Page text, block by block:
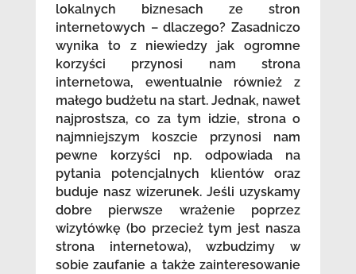
lokalnych biznesach ze stron
internetowych – dlaczego? Zasadniczo
wynika to z niewiedzy jak ogromne
korzyści przynosi nam strona
internetowa, ewentualnie również z
małego budżetu na start. Jednak, nawet
najprostsza, co za tym idzie, strona o
najmniejszym koszcie przynosi nam
pewne korzyści np. odpowiada na
pytania potencjalnych klientów oraz
buduje nasz wizerunek. Jeśli uzyskamy
dobre pierwsze wrażenie poprzez
wizytówkę (bo przecież tym jest nasza
strona internetowa), wzbudzimy w
sobie zaufanie a także zainteresowanie